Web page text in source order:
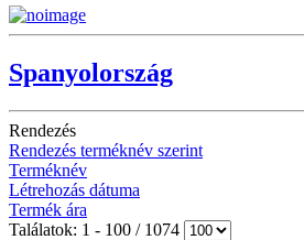
Spanyolország
Rendezés
Rendezés terméknév szerint
Terméknév
Létrehozás dátuma
Termék ára
Találatok: 1 - 100 / 1074